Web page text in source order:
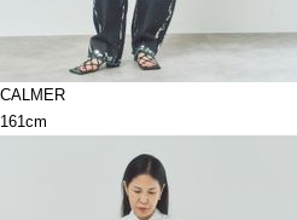
CALMER
161cm